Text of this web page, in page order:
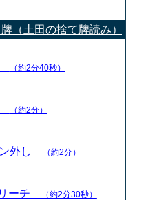
（土田の捨て牌読み）
（約2分40秒）
（約2分）
ン外し （約2分）
ーチ （約2分30秒）